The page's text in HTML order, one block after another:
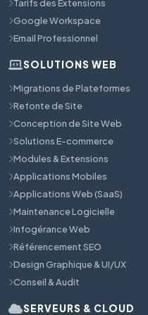
Tarifs des Extensions
Google Workspace
Email Professionnel
SOLUTIONS WEB
Migrations de Plateformes
Refonte de Site
Conception de Site Web
Solutions E-commerce
Modules & Extensions
Applications Mobiles
Applications Web (SaaS)
Maintenance Logicielle
Infogérance Web
Référencement SEO
Design Graphique & UI/UX
Conseil & Audit
SERVEURS & CLOUD